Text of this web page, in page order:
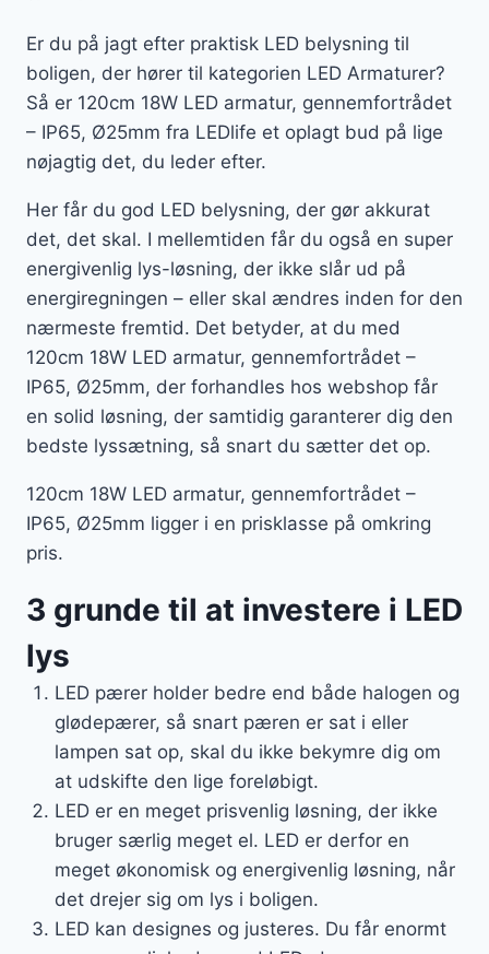
Er du på jagt efter praktisk LED belysning til
boligen, der hører til kategorien LED Armaturer?
Så er 120cm 18W LED armatur, gennemfortrådet
– IP65, Ø25mm fra LEDlife et oplagt bud på lige
nøjagtig det, du leder efter.
Her får du god LED belysning, der gør akkurat
det, det skal. I mellemtiden får du også en super
energivenlig lys-løsning, der ikke slår ud på
energiregningen – eller skal ændres inden for den
nærmeste fremtid. Det betyder, at du med
120cm 18W LED armatur, gennemfortrådet –
IP65, Ø25mm, der forhandles hos webshop får
en solid løsning, der samtidig garanterer dig den
bedste lyssætning, så snart du sætter det op.
120cm 18W LED armatur, gennemfortrådet –
IP65, Ø25mm ligger i en prisklasse på omkring
pris.
3 grunde til at investere i LED
lys
LED pærer holder bedre end både halogen og
glødepærer, så snart pæren er sat i eller
lampen sat op, skal du ikke bekymre dig om
at udskifte den lige foreløbigt.
LED er en meget prisvenlig løsning, der ikke
bruger særlig meget el. LED er derfor en
meget økonomisk og energivenlig løsning, når
det drejer sig om lys i boligen.
LED kan designes og justeres. Du får enormt